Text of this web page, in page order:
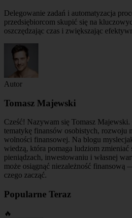
Delegowanie zadań i automatyzacja
przedsiębiorcom skupić się na
oszczędzając czas i zwiększając
Autor
Tomasz Majewski
Cześć! Nazywam się Tomasz Majewski.
tematykę finansów osobistych, rozwoju
wolności finansowej. Na blogu
wiedzą, która pomaga ludziom zmieniać
pieniądzach, inwestowaniu i własnej
może osiągnąć niezależność
czego zacząć.
Popularne Teraz
🔥